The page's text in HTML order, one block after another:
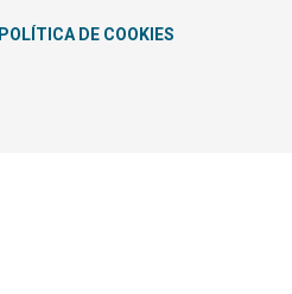
POLÍTICA DE COOKIES